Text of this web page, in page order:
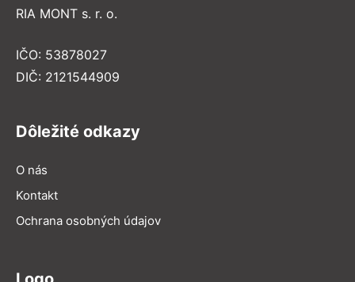
RIA MONT s. r. o.
IČO: 53878027
DIČ: 2121544909
Dôležité odkazy
O nás
Kontakt
Ochrana osobných údajov